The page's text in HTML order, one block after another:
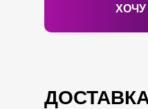
ХОЧУ